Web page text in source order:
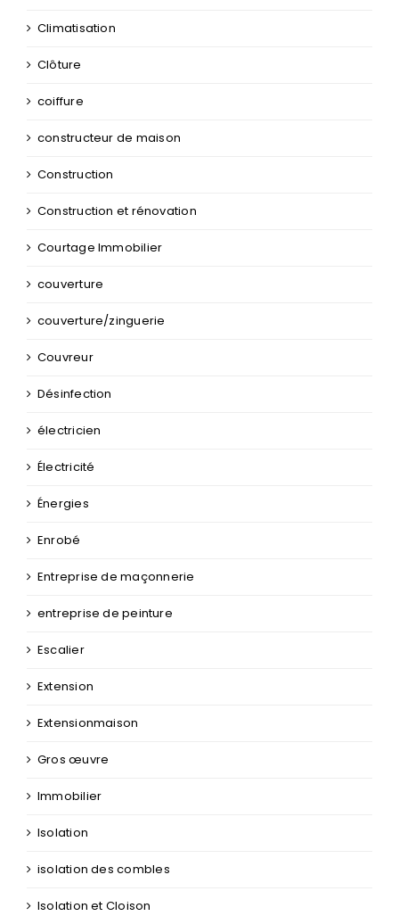
Climatisation
Clôture
coiffure
constructeur de maison
Construction
Construction et rénovation
Courtage Immobilier
couverture
couverture/zinguerie
Couvreur
Désinfection
électricien
Électricité
Énergies
Enrobé
Entreprise de maçonnerie
entreprise de peinture
Escalier
Extension
Extensionmaison
Gros œuvre
Immobilier
Isolation
isolation des combles
Isolation et Cloison